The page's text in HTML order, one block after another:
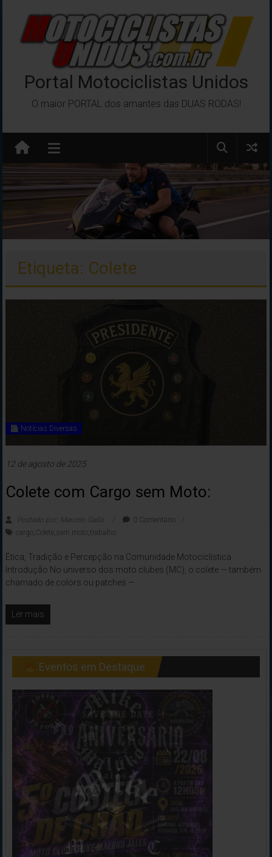
conteúdo
Portal Motociclistas Unidos
O maior PORTAL dos amantes das DUAS RODAS!
Etiqueta: Colete
Notícias Diversas
12 de agosto de 2025
Colete com Cargo sem Moto:
Postado por: Marcelo Gallo
0 Comentário
cargo,Colete,sem moto,trabalho
Ética, Tradição e Percepção na Comunidade Motociclística
Introdução No universo dos moto clubes (MC), o colete — também
chamado de colors ou patches —
Ler mais
Eventos em Destaque